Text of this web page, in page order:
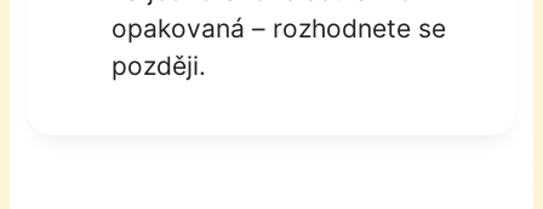
opakovaná – rozhodnete se
později.